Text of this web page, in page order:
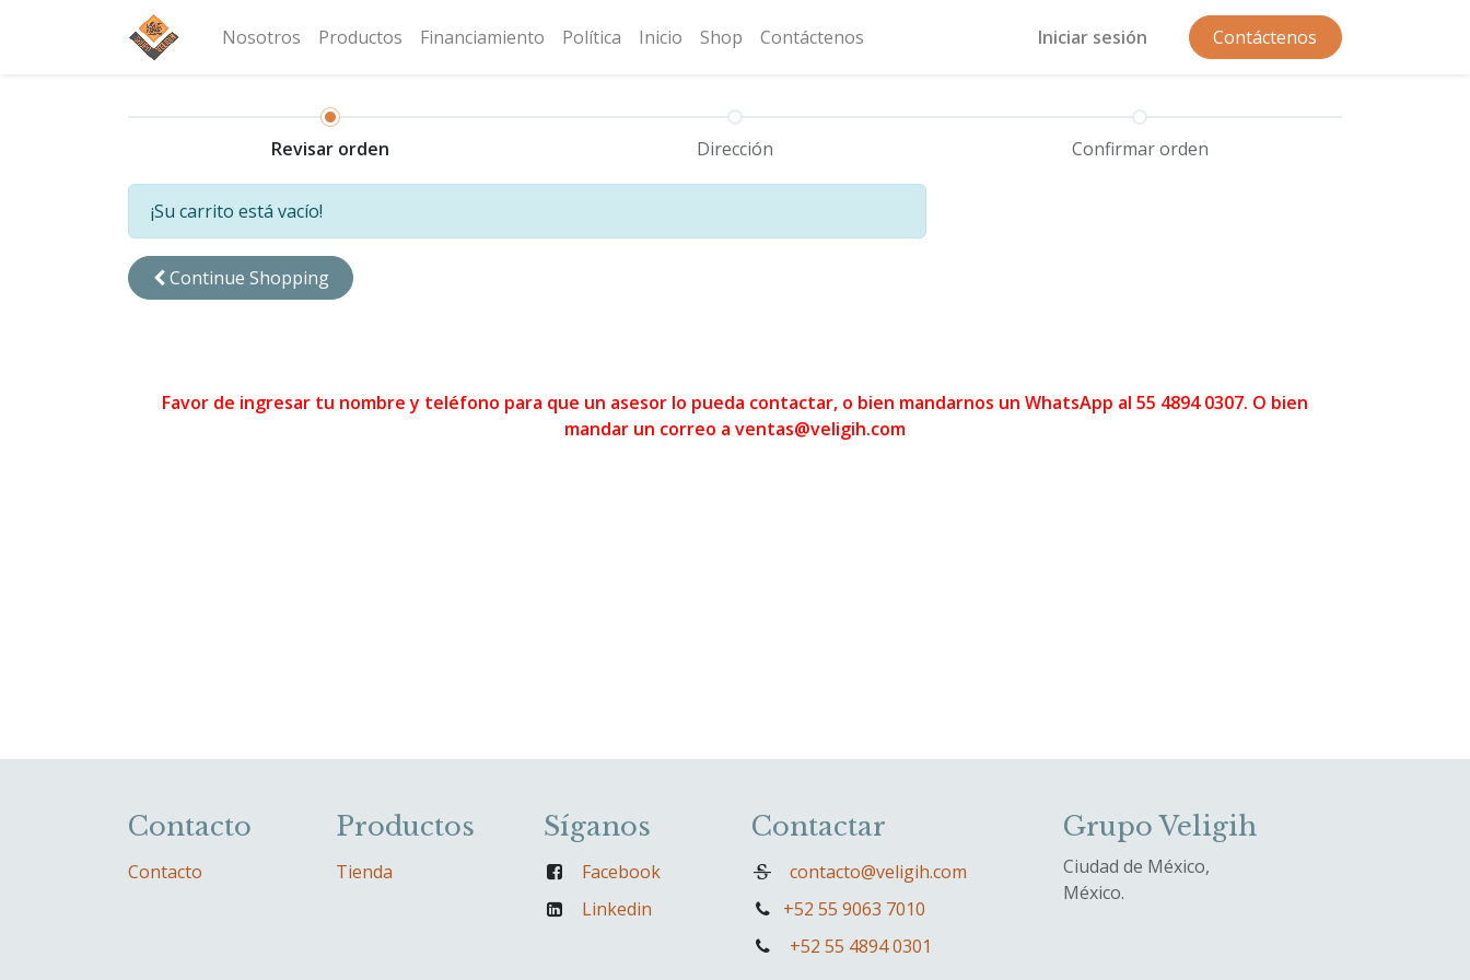
Nosotros Productos Financiamiento Política Inicio Shop Contáctenos Iniciar sesión Contáctenos
Revisar orden Dirección Confirmar orden
¡Su carrito está vacío!
Continue Shopping
Favor de ingresar tu nombre y teléfono para que un asesor lo pueda contactar, o bien mandarnos un WhatsApp al 55 4894 0307. O bien
mandar un correo a ventas@veligih.com
Contacto
Contacto
Productos
Tienda
Síganos
Facebook
Linkedin
Contactar
contacto@veligih.com
+52 55 9063 7010
+52 55 4894 0301
Grupo Veligih
Ciudad de México,
México.